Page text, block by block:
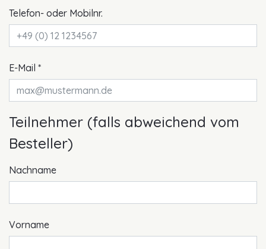
Telefon- oder Mobilnr.
Pflichtfeld
E-Mail *
Teilnehmer (falls abweichend vom
Besteller)
Nachname
Vorname